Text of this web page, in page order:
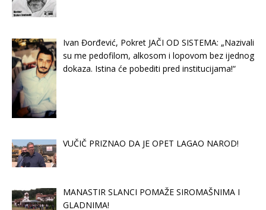
Ivan Đorđević, Pokret JAČI OD SISTEMA: „Nazivali
su me pedofilom, alkosom i lopovom bez ijednog
dokaza. Istina će pobediti pred institucijama!“
VUČIČ PRIZNAO DA JE OPET LAGAO NAROD!
MANASTIR SLANCI POMAŽE SIROMAŠNIMA I
GLADNIMA!